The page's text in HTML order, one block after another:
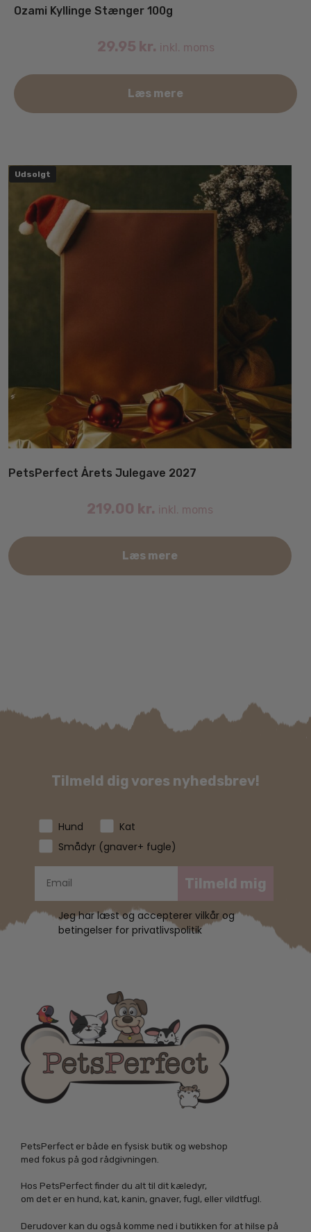
Ozami Kyllinge Stænger 100g
29.95 kr. inkl. moms
Læs mere
Udsolgt
PetsPerfect Årets Julegave 2027
219.00 kr. inkl. moms
Læs mere
Tilmeld dig vores nyhedsbrev!
Hund
Kat
Smådyr (gnaver+ fugle)
Tilmeld mig
Jeg har læst og accepterer vilkår og
betingelser for privatlivspolitik
PetsPerfect er både en fysisk butik og webshop
med fokus på god rådgivningen.
Hos PetsPerfect finder du alt til dit kæledyr,
om det er en hund, kat, kanin, gnaver, fugl, eller vildtfugl.
Derudover kan du også komme ned i butikken for at hilse på